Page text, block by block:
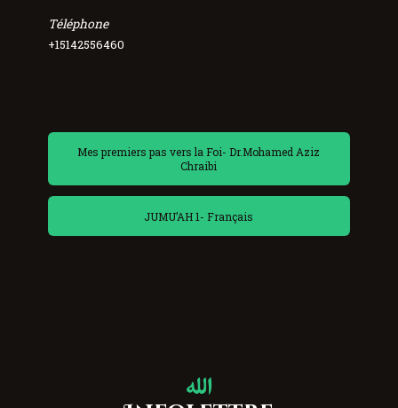
Téléphone
+15142556460
Mes premiers pas vers la Foi- Dr.Mohamed Aziz
Chraibi
JUMU’AH 1- Français